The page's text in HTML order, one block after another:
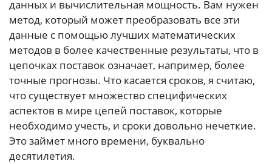
данных и вычислительная мощность. Вам нужен
метод, который может преобразовать все эти
данные с помощью лучших математических
методов в более качественные результаты, что в
цепочках поставок означает, например, более
точные прогнозы. Что касается сроков, я считаю,
что существует множество специфических
аспектов в мире цепей поставок, которые
необходимо учесть, и сроки довольно нечеткие.
Это займет много времени, буквально
десятилетия.